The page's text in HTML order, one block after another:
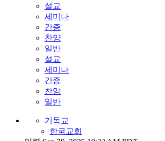
설교
세미나
간증
찬양
일반
설교
세미나
간증
찬양
일반
기독교
한국교회